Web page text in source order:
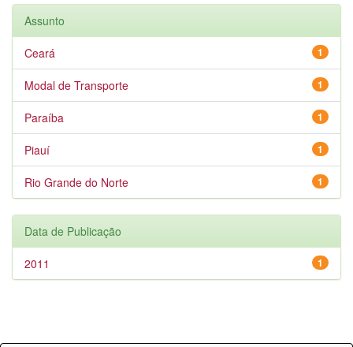
Assunto
1
Ceará
1
Modal de Transporte
1
Paraíba
1
Piauí
1
Rio Grande do Norte
Data de Publicação
1
2011